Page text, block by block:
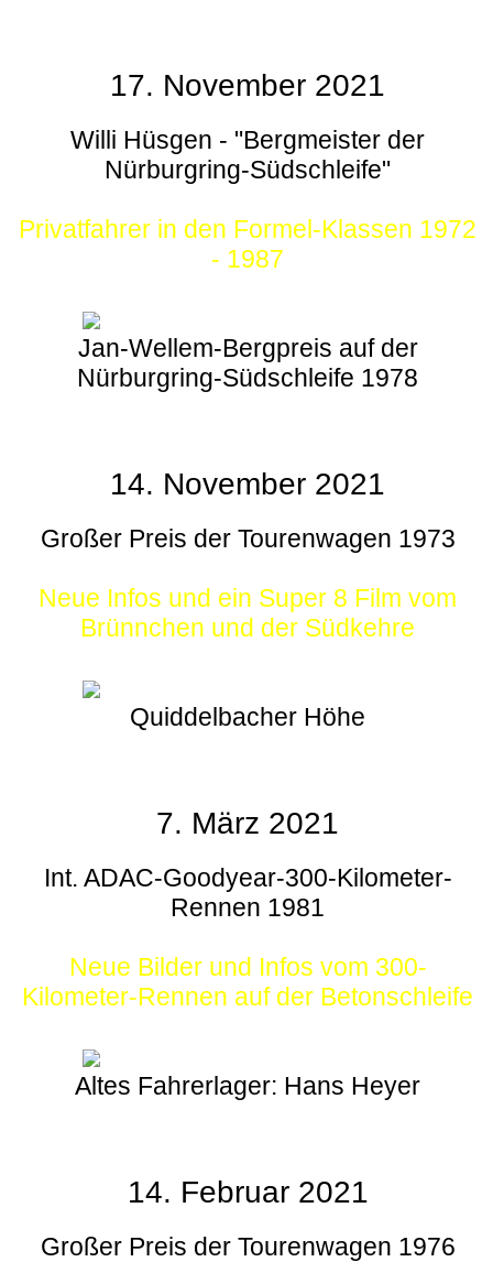
17. November 2021
Willi Hüsgen - "Bergmeister der
Nürburgring-Südschleife"
Privatfahrer in den Formel-Klassen 1972
- 1987
Jan-Wellem-Bergpreis auf der
Nürburgring-Südschleife 1978
14. November 2021
Großer Preis der Tourenwagen 1973
Neue Infos und ein Super 8 Film vom
Brünnchen und der Südkehre
Quiddelbacher Höhe
7. März 2021
Int. ADAC-Goodyear-300-Kilometer-
Rennen 1981
Neue Bilder und Infos vom 300-
Kilometer-Rennen auf der Betonschleife
Altes Fahrerlager: Hans Heyer
14. Februar 2021
Großer Preis der Tourenwagen 1976